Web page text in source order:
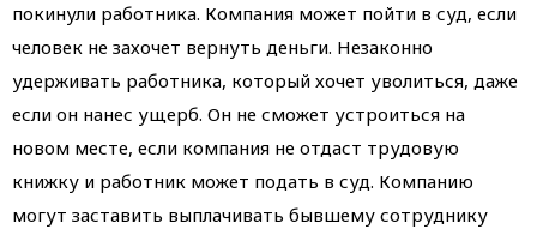
покинули работника. Компания может пойти в суд, если
человек не захочет вернуть деньги. Незаконно
удерживать работника, который хочет уволиться, даже
если он нанес ущерб. Он не сможет устроиться на
новом месте, если компания не отдаст трудовую
книжку и работник может подать в суд. Компанию
могут заставить выплачивать бывшему сотруднику